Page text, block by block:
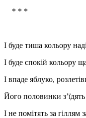
* * *
І буде тиша кольору
І буде спокій кольору
І впаде яблуко,
Його половинки
І не помітять за гіллям